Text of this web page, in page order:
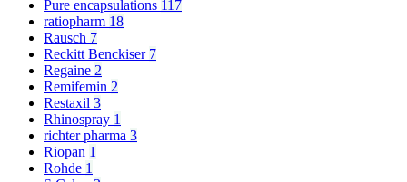
Pure encapsulations 117
ratiopharm 18
Rausch 7
Reckitt Benckiser 7
Regaine 2
Remifemin 2
Restaxil 3
Rhinospray 1
richter pharma 3
Riopan 1
Rohde 1